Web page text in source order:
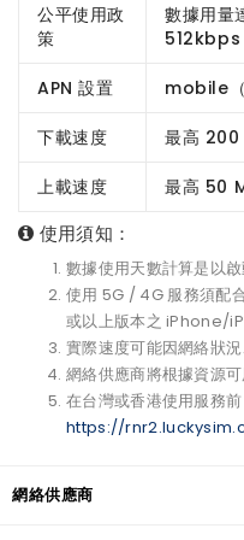
公平使用政
策
數據用量
512kbps
APN 設置 mobile（
下載速度 最高
上載速度 最高 50
使用須知：
數據使用天數計算是以
使用 5G / 4G 服務須配
或以上版本之 iPhone/
實際速度可能因網絡狀
網絡供應商將根據資源可
在台灣或香港使用服務前
https://
網絡供應商